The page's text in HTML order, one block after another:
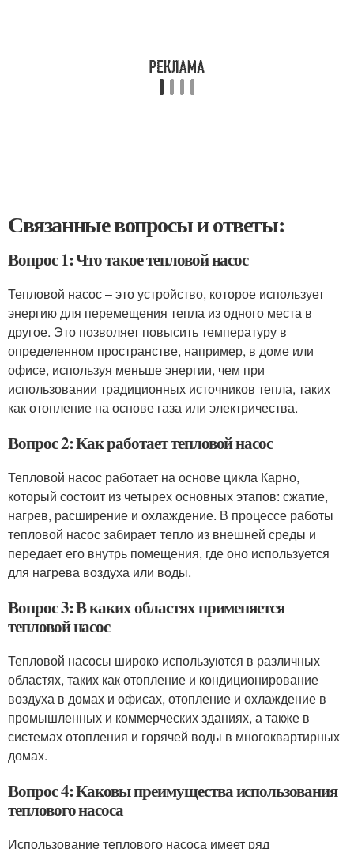
Связанные вопросы и ответы:
Вопрос 1: Что такое тепловой насос
Тепловой насос – это устройство, которое использует
энергию для перемещения тепла из одного места в
другое. Это позволяет повысить температуру в
определенном пространстве, например, в доме или
офисе, используя меньше энергии, чем при
использовании традиционных источников тепла, таких
как отопление на основе газа или электричества.
Вопрос 2: Как работает тепловой насос
Тепловой насос работает на основе цикла Карно,
который состоит из четырех основных этапов: сжатие,
нагрев, расширение и охлаждение. В процессе работы
тепловой насос забирает тепло из внешней среды и
передает его внутрь помещения, где оно используется
для нагрева воздуха или воды.
Вопрос 3: В каких областях применяется
тепловой насос
Тепловой насосы широко используются в различных
областях, таких как отопление и кондиционирование
воздуха в домах и офисах, отопление и охлаждение в
промышленных и коммерческих зданиях, а также в
системах отопления и горячей воды в многоквартирных
домах.
Вопрос 4: Каковы преимущества использования
теплового насоса
Использование теплового насоса имеет ряд